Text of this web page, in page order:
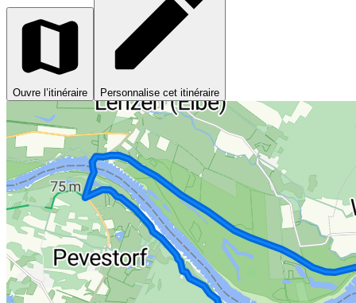
Ouvre l’itinéraire Personnalise cet itinéraire